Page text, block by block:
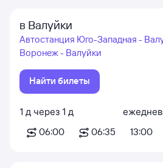
в Валуйки
Автостанция Юго-Западная -
Воронеж - Валуйки
Найти билеты
1 д через 1 д
06:00
06:35
13:00